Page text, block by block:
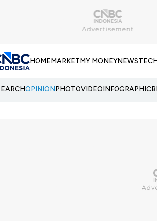
HOMEMARKETMY MONEYNEWSTECH
OPINIONPHOTOVIDEOINFOGRAPHIC